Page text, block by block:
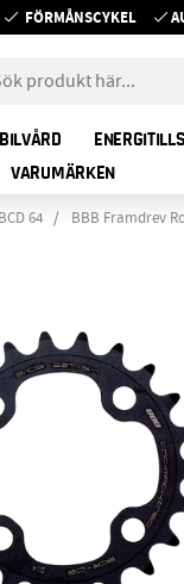
FÖRMÅNSCYKEL
BILVÅRD
VARUMÄRKEN
BCD 64 BBB Framdrev